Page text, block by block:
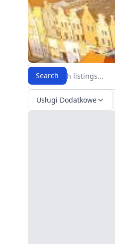
Search
Usługi Dodatkowe